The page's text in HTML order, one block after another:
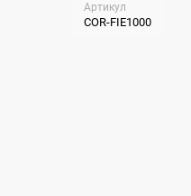
Артикул
COR-FIE1000